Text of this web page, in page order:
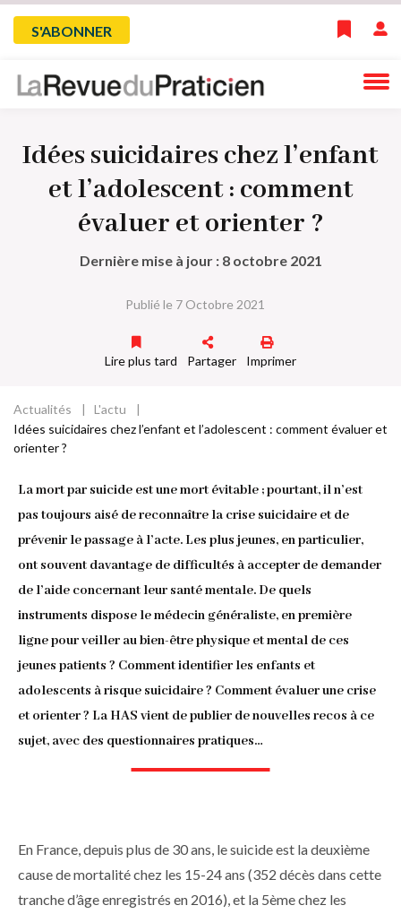
Skip
navigation
Menu
du
de
l'utilisateur
S'ABONNER
Idées suicidaires chez l’enfant
et l’adolescent : comment
évaluer et orienter ?
Dernière mise à jour : 8 octobre 2021
Publié le 7 Octobre 2021
Lire plus tard Partager Imprimer
Fil
Actualités
L'actu
Idées suicidaires chez l’enfant et l’adolescent : comment évaluer et
orienter ?
La mort par suicide est une mort évitable ; pourtant, il n’est
pas toujours aisé de reconnaître la crise suicidaire et de
prévenir le passage à l’acte. Les plus jeunes, en particulier,
ont souvent davantage de difficultés à accepter de demander
de l’aide concernant leur santé mentale. De quels
instruments dispose le médecin généraliste, en première
ligne pour veiller au bien-être physique et mental de ces
jeunes patients ? Comment identifier les enfants et
adolescents à risque suicidaire ? Comment évaluer une crise
et orienter ? La HAS vient de publier de nouvelles recos à ce
sujet, avec des questionnaires pratiques…
En France, depuis plus de 30 ans, le suicide est la deuxième
cause de mortalité chez les 15-24 ans (352 décès dans cette
tranche d’âge enregistrés en 2016), et la 5ème chez les